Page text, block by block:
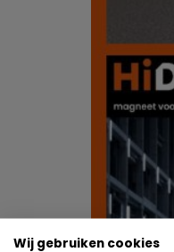
Wij gebruiken cookies